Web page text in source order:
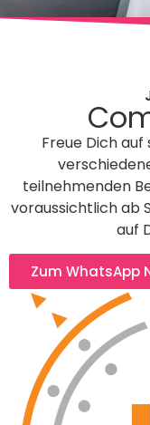
Freue Dich
teilnehmenden
voraussichtlich ab
auf
Zum WhatsApp